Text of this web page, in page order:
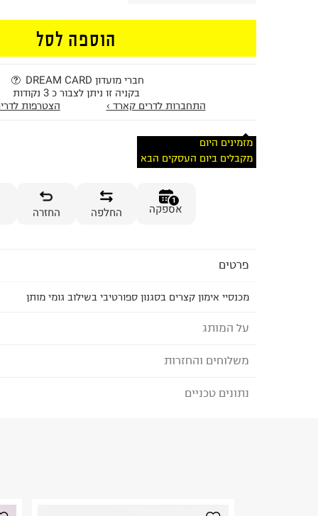
הוספה לסל
חברי מועדון DREAM CARD
בקניה זו ניתן לצבור כ 3 נקודות
התחברות לדרים קארד ›
הצטרפות
מזמינים היום
מקבלים ביום העסקים הבא
1
אספקה החלפה החזרה
פרטים
מכנסיי אימון קצרים בסגנון ספורטיבי בשילוב גומי מותן
על המותג
FOX - פוקס
משלוחים והחזרות
לבחירת בשיטת המשלוח המתאימה לכם,
נתונים טכניים